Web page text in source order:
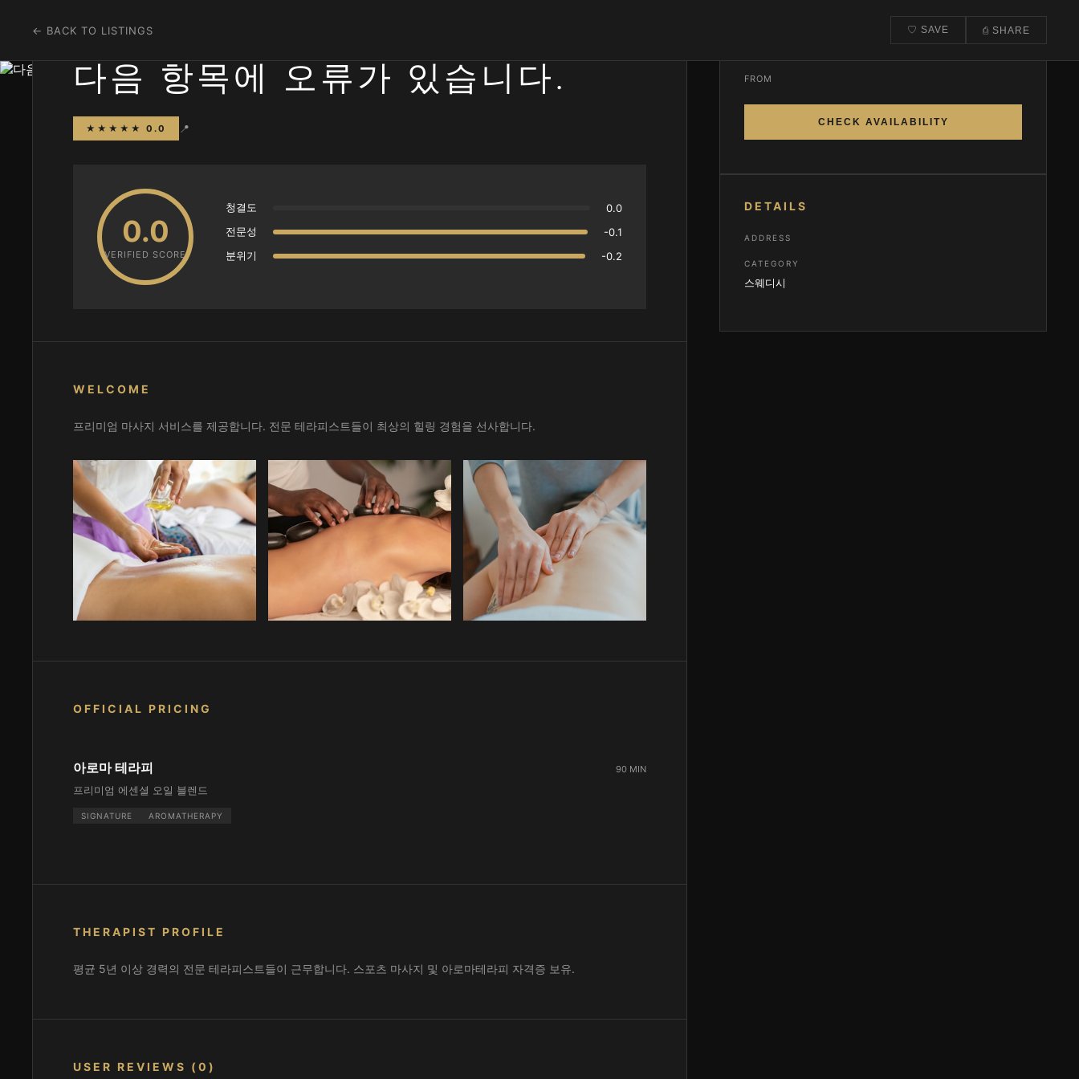
← BACK TO LISTINGS ♡ SAVE ⎙ SHARE
다음 항목에 오류가 있습니다.
★★★★★ 0.0 📍
0.0
VERIFIED SCORE
청결도
0.0
전문성
-0.1
분위기
-0.2
WELCOME
프리미엄 마사지 서비스를 제공합니다. 전문 테라피스트들이 최상의 힐링 경험을 선사합니다.
OFFICIAL PRICING
아로마 테라피
프리미엄 에센셜 오일 블렌드
SIGNATURE AROMATHERAPY
90 MIN
THERAPIST PROFILE
평균 5년 이상 경력의 전문 테라피스트들이 근무합니다. 스포츠 마사지 및 아로마테라피 자격증 보유.
USER REVIEWS (0)
FROM
CHECK AVAILABILITY
DETAILS
ADDRESS
CATEGORY
스웨디시